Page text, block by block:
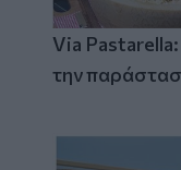
Via
την